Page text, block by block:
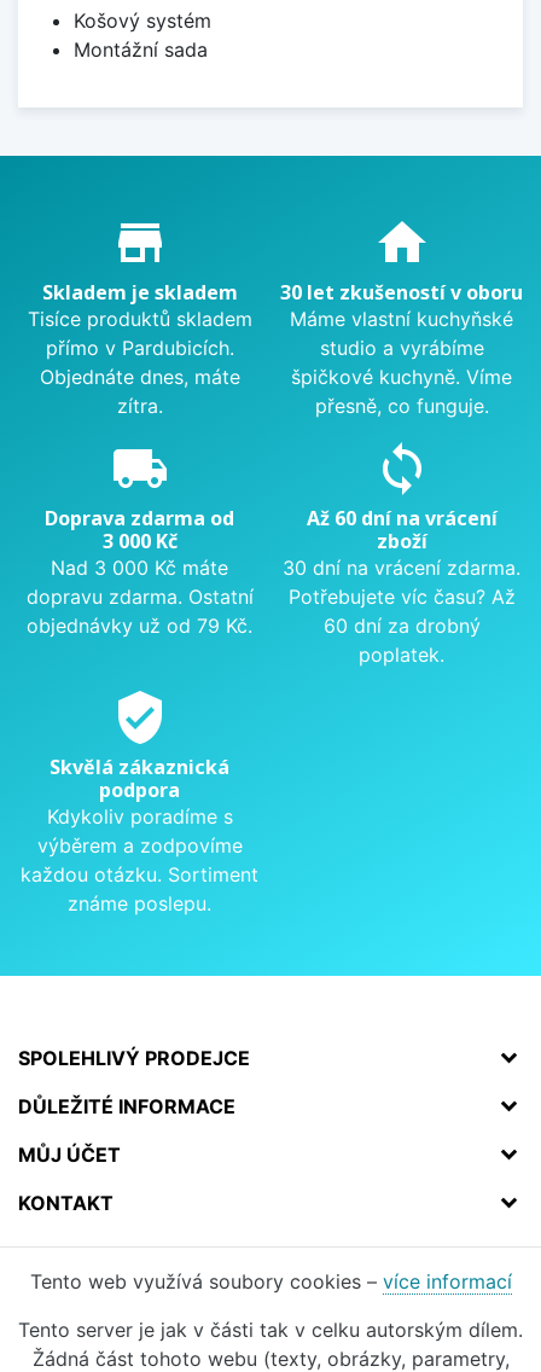
Košový systém
Montážní sada
Proč nakupovat u nás?
store_mall_directory
Skladem je skladem
Tisíce produktů skladem
přímo v Pardubicích.
Objednáte dnes, máte
zítra.
home
30 let zkušeností v oboru
Máme vlastní kuchyňské
studio a vyrábíme
špičkové kuchyně. Víme
přesně, co funguje.
local_shipping
Doprava zdarma od
3 000 Kč
Nad 3 000 Kč máte
dopravu zdarma. Ostatní
objednávky už od 79 Kč.
sync
Až 60 dní na vrácení
zboží
30 dní na vrácení zdarma.
Potřebujete víc času? Až
60 dní za drobný
poplatek.
verified_user
Skvělá zákaznická
podpora
Kdykoliv poradíme s
výběrem a zodpovíme
každou otázku. Sortiment
známe poslepu.
SPOLEHLIVÝ PRODEJCE
DŮLEŽITÉ INFORMACE
MŮJ ÚČET
KONTAKT
Tento web využívá soubory cookies – více informací
Tento server je jak v části tak v celku autorským dílem.
Žádná část tohoto webu (texty, obrázky, parametry,